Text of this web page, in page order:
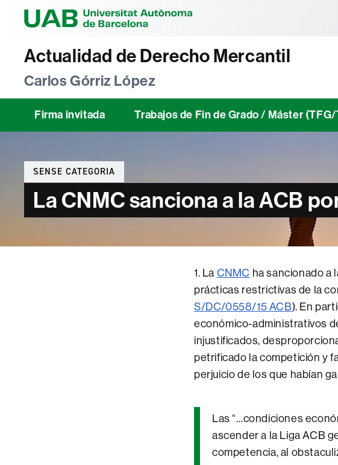
Actualidad de Derecho Mercantil
Carlos Górriz López
Firma invitada Trabajos de Fin de Grado / Máster
Categories
SENSE CATEGORIA
La CNMC sanciona a la ACB
1. La CNMC ha sancionado a
prácticas restrictivas de la
S/DC/0558/15 ACB). En
económico-administrativos
injustificados,
petrificado la competición y
perjuicio de los que habían
Las “…condiciones
ascender a la Liga ACB
competencia, al